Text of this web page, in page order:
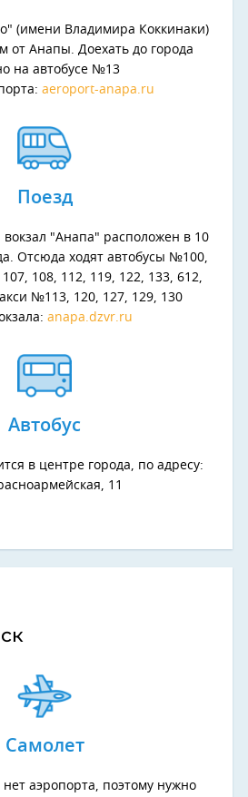
(имени Владимира Коккинаки)
от Анапы. Доехать до города
на автобусе №13
aeroport-anapa.ru
Поезд
"Анапа" расположен в 10
Отсюда ходят автобусы №100,
108, 112, 119, 122, 133, 612,
№113, 120, 127, 129, 130
anapa.dzvr.ru
Автобус
в центре города, по адресу:
11
Самолет
нет аэропорта, поэтому нужно